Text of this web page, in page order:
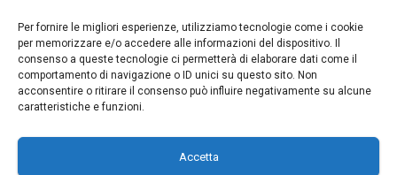
Per fornire le migliori esperienze, utilizziamo tecnologie come i cookie
per memorizzare e/o accedere alle informazioni del dispositivo. Il
consenso a queste tecnologie ci permetterà di elaborare dati come il
comportamento di navigazione o ID unici su questo sito. Non
acconsentire o ritirare il consenso può influire negativamente su alcune
caratteristiche e funzioni.
Accetta
CHI SIAMO
SERVIZI
LAVORI
PARTNER